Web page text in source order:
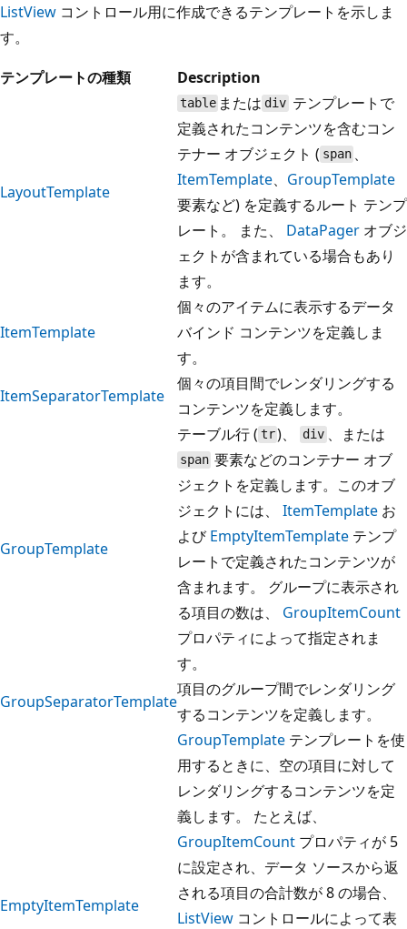
ListView コントロール用に作成できるテンプレートを示しま
す。
テンプレートの種類
Description
LayoutTemplate
table または divテンプレートで
定義されたコンテンツを含むコン
テナー オブジェクト ( span 、
ItemTemplate、 GroupTemplate
要素など) を定義するルート テンプ
レート。 また、 DataPager オブジ
ェクトが含まれている場合もあり
ます。
ItemTemplate
個々のアイテムに表示するデータ
バインド コンテンツを定義しま
す。
ItemSeparatorTemplate
個々の項目間でレンダリングする
コンテンツを定義します。
GroupTemplate
テーブル行 ( tr)、 div、または
span 要素などのコンテナー オブ
ジェクトを定義します。このオブ
ジェクトには、 ItemTemplate お
よびEmptyItemTemplate テンプ
レートで定義されたコンテンツが
含まれます。 グループに表示され
る項目の数は、 GroupItemCount
プロパティによって指定されま
す。
GroupSeparatorTemplate
項目のグループ間でレンダリング
するコンテンツを定義します。
EmptyItemTemplate
GroupTemplate テンプレートを使
用するときに、空の項目に対して
レンダリングするコンテンツを定
義します。 たとえば、
GroupItemCount プロパティが 5
に設定され、データ ソースから返
される項目の合計数が 8 の場合、
ListView コントロールによって表